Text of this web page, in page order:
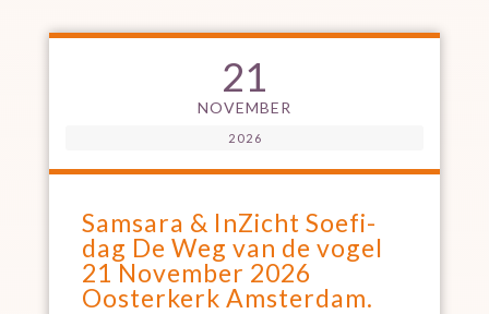
21
NOVEMBER
2026
Samsara & InZicht Soefi-
dag De Weg van de vogel
21 November 2026
Oosterkerk Amsterdam.